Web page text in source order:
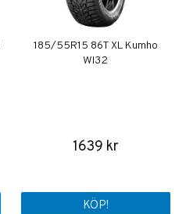
185/55R15 86T XL Kumho
WI32
1639 kr
KÖP!